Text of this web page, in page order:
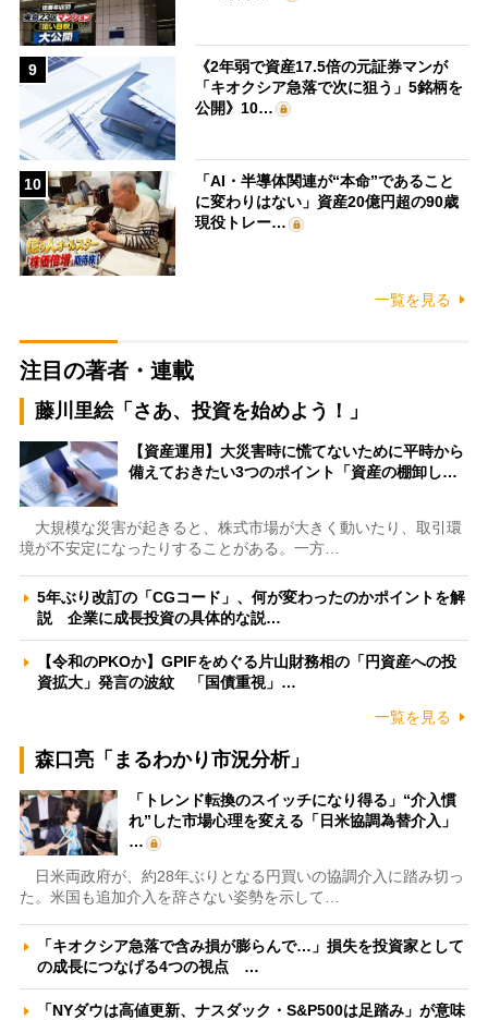
9
《2年弱で資産17.5倍の元証券マンが
「キオクシア急落で次に狙う」5銘柄を
公開》10…
10
「AI・半導体関連が“本命”であること
に変わりはない」資産20億円超の90歳
現役トレー…
一覧を見る
注目の著者・連載
藤川里絵「さあ、投資を始めよう！」
【資産運用】大災害時に慌てないために平時から
備えておきたい3つのポイント「資産の棚卸し…
大規模な災害が起きると、株式市場が大きく動いたり、取引環
境が不安定になったりすることがある。一方…
5年ぶり改訂の「CGコード」、何が変わったのかポイントを解
説 企業に成長投資の具体的な説…
【令和のPKOか】GPIFをめぐる片山財務相の「円資産への投
資拡大」発言の波紋 「国債重視」…
一覧を見る
森口亮「まるわかり市況分析」
「トレンド転換のスイッチになり得る」“介入慣
れ”した市場心理を変える「日米協調為替介入」
…
日米両政府が、約28年ぶりとなる円買いの協調介入に踏み切っ
た。米国も追加介入を辞さない姿勢を示して…
「キオクシア急落で含み損が膨らんで…」損失を投資家として
の成長につなげる4つの視点 …
「NYダウは高値更新、ナスダック・S&P500は足踏み」が意味